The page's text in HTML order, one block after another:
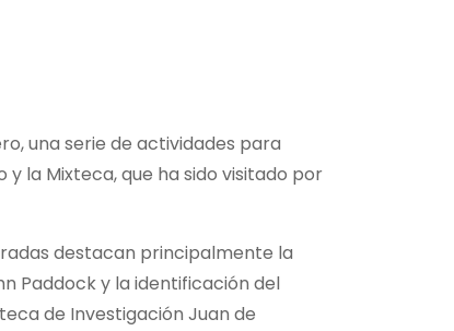
una serie de actividades para
la Mixteca, que ha sido visitado por
destacan principalmente la
Paddock y la identificación del
de Investigación Juan de